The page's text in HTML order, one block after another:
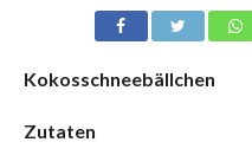
Kokosschneebällchen
Zutaten